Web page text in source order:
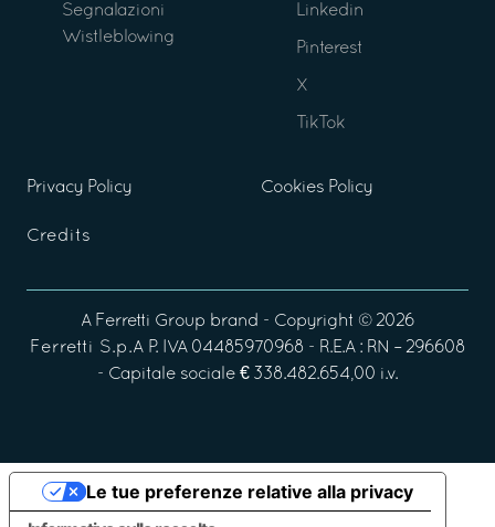
Segnalazioni
Wistleblowing
Linkedin
Pinterest
X
TikTok
Privacy Policy Cookies Policy
Credits
A Ferretti Group brand - Copyright © 2026
Ferretti S.p.A P. IVA 04485970968 - R.E.A : RN – 296608
- Capitale sociale € 338.482.654,00 i.v.
Le tue preferenze relative alla privacy